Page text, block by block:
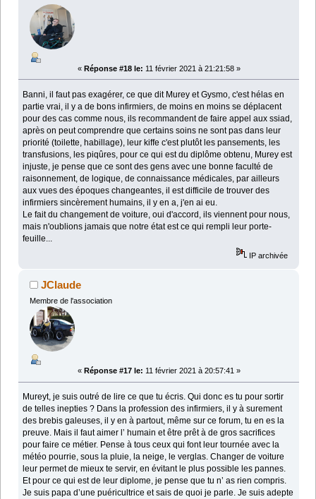
« Réponse #18 le: 11 février 2021 à 21:21:58 »
Banni, il faut pas exagérer, ce que dit Murey et Gysmo, c'est hélas en
partie vrai, il y a de bons infirmiers, de moins en moins se déplacent
pour des cas comme nous, ils recommandent de faire appel aux ssiad,
après on peut comprendre que certains soins ne sont pas dans leur
priorité (toilette, habillage), leur kiffe c'est plutôt les pansements, les
transfusions, les piqûres, pour ce qui est du diplôme obtenu, Murey est
injuste, je pense que ce sont des gens avec une bonne faculté de
raisonnement, de logique, de connaissance médicales, par ailleurs
aux vues des époques changeantes, il est difficile de trouver des
infirmiers sincèrement humains, il y en a, j'en ai eu.
Le fait du changement de voiture, oui d'accord, ils viennent pour nous,
mais n'oublions jamais que notre état est ce qui rempli leur porte-
feuille...
IP archivée
JClaude
Membre de l'association
« Réponse #17 le: 11 février 2021 à 20:57:41 »
Mureyt, je suis outré de lire ce que tu écris. Qui donc es tu pour sortir
de telles inepties ? Dans la profession des infirmiers, il y à surement
des brebis galeuses, il y en à partout, même sur ce forum, tu en es la
preuve. Mais il faut aimer l’ humain et être prêt à de gros sacrifices
pour faire ce métier. Pense à tous ceux qui font leur tournée avec la
météo pourrie, sous la pluie, la neige, le verglas. Changer de voiture
leur permet de mieux te servir, en évitant le plus possible les pannes.
Et pour ce qui est de leur diplome, je pense que tu n’ as rien compris.
Je suis papa d’une puéricultrice et sais de quoi je parle. Je suis adepte